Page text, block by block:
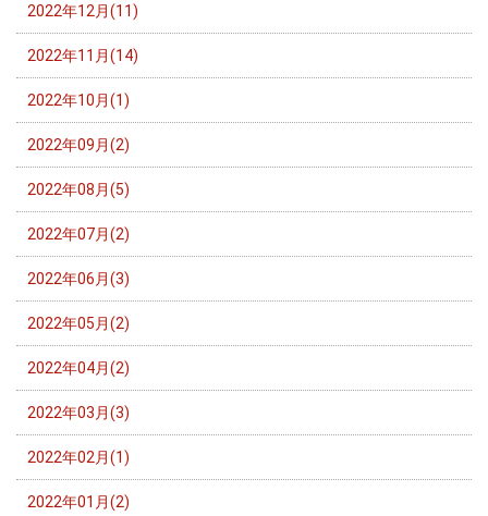
2022年12月(11)
2022年11月(14)
2022年10月(1)
2022年09月(2)
2022年08月(5)
2022年07月(2)
2022年06月(3)
2022年05月(2)
2022年04月(2)
2022年03月(3)
2022年02月(1)
2022年01月(2)